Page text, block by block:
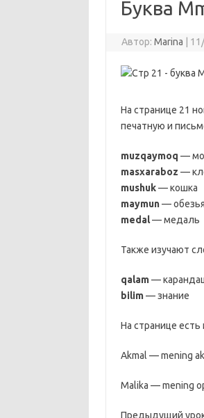
Буква
Автор: Marina
На странице 21
печатную и
muzqaymoq —
masxaraboz —
mushuk — кошка
maymun—
medal— медаль
Также изучают
qalam—
bilim— знание
На странице
Akmal — mening
Malika — mening
Предыдущий